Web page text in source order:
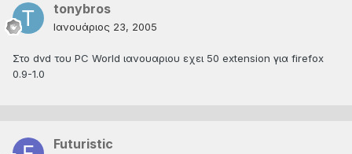
tonybros
Ιανουάριος 23, 2005
Στο dvd του PC World ιανουαριου εχει 50 extension για firefox
0.9-1.0
Futuristic